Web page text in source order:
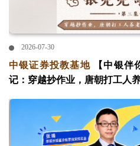
2026-07-30
中银证券投教基地
【中银
记：穿越抄作业，唐朝打工人